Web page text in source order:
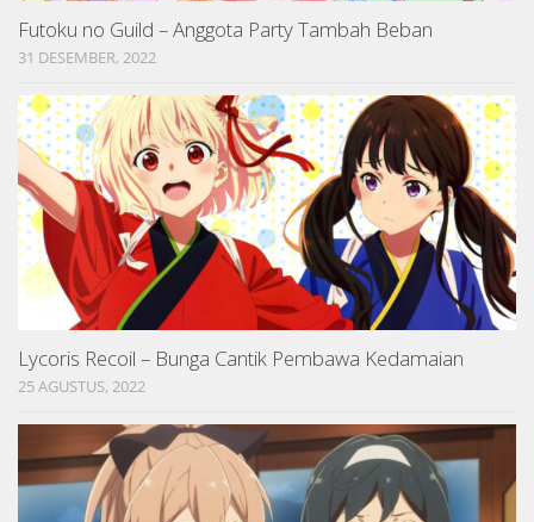
Futoku no Guild – Anggota Party Tambah Beban
31 DESEMBER, 2022
Lycoris Recoil – Bunga Cantik Pembawa Kedamaian
25 AGUSTUS, 2022